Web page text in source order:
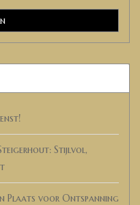
Stijlvol,
Plaats voor Ontspanning